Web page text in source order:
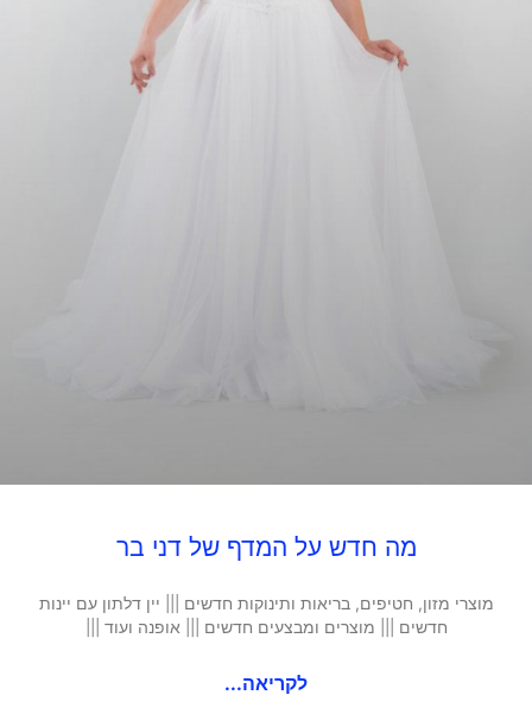
מה חדש על המדף של דני בר
מוצרי מזון, חטיפים, בריאות ותינוקות חדשים ||| יין דלתון עם יינות
חדשים ||| מוצרים ומבצעים חדשים ||| אופנה ועוד |||
לקריאה...